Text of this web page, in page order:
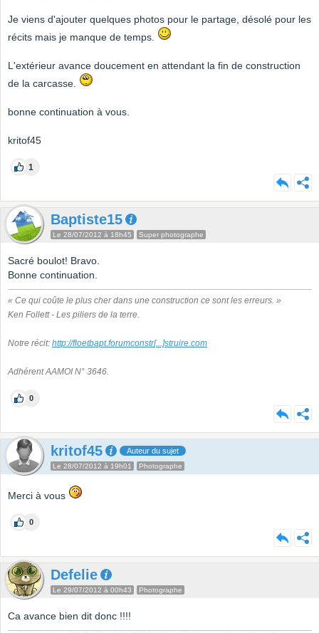
Je viens d'ajouter quelques photos pour le partage, désolé pour les
récits mais je manque de temps.
L'extérieur avance doucement en attendant la fin de construction
de la carcasse.
bonne continuation à vous.
kritof45
1
Baptiste15
Le 28/07/2012 à 18h45 Super photographe
Sacré boulot! Bravo.
Bonne continuation.
« Ce qui coûte le plus cher dans une construction ce sont les erreurs. »
Ken Follett - Les piliers de la terre.
Notre récit: http://floetbapt.forumconstr[...]struire.com
Adhérent AAMOI N° 3646.
0
kritof45 Auteur du sujet
Le 28/07/2012 à 19h01 Photographe
Merci à vous
0
Defelie
Le 29/07/2012 à 00h43 Photographe
Ca avance bien dit donc !!!!